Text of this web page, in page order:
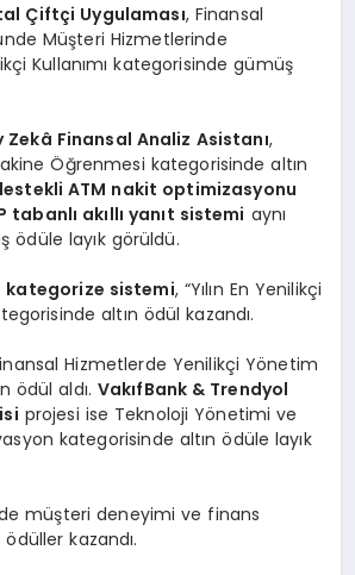
Çiftçi Uygulaması, Finansal
Müşteri Hizmetlerinde
Kullanımı kategorisinde gümüş
Zekâ Finansal Analiz Asistanı,
Öğrenmesi kategorisinde altın
ATM nakit optimizasyonu
tabanlı akıllı yanıt sistemi aynı
ödüle layık görüldü.
kategorize sistemi, “Yılın En Yenilikçi
altın ödül kazandı.
Hizmetlerde Yenilikçi Yönetim
ödül aldı. VakıfBank & Trendyol
projesi ise Teknoloji Yönetimi ve
kategorisinde altın ödüle layık
müşteri deneyimi ve finans
kazandı.